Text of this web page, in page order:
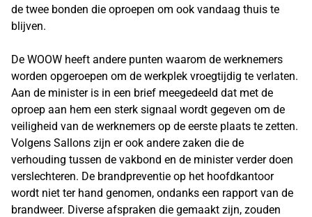
de twee bonden die oproepen om ook vandaag thuis te
blijven.
De WOOW heeft andere punten waarom de werknemers
worden opgeroepen om de werkplek vroegtijdig te verlaten.
Aan de minister is in een brief meegedeeld dat met de
oproep aan hem een sterk signaal wordt gegeven om de
veiligheid van de werknemers op de eerste plaats te zetten.
Volgens Sallons zijn er ook andere zaken die de
verhouding tussen de vakbond en de minister verder doen
verslechteren. De brandpreventie op het hoofdkantoor
wordt niet ter hand genomen, ondanks een rapport van de
brandweer. Diverse afspraken die gemaakt zijn, zouden